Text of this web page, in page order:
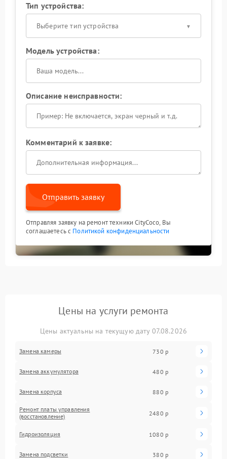
Тип устройства:
Выберите тип устройства
Модель устройства:
Описание неисправности:
Комментарий к заявке:
Отправить заявку
Отправляя заявку на ремонт техники CityCoco, Вы
соглашаетесь с Политикой конфиденциальности
Цены на услуги ремонта
Цены актуальны на текущую дату 07.08.2026
Замена камеры 730 р
Замена аккумулятора 480 р
Замена корпуса 880 р
Ремонт платы управления
(восстановление)
2480 р
Гидроизоляция 1080 р
Замена подсветки 380 р